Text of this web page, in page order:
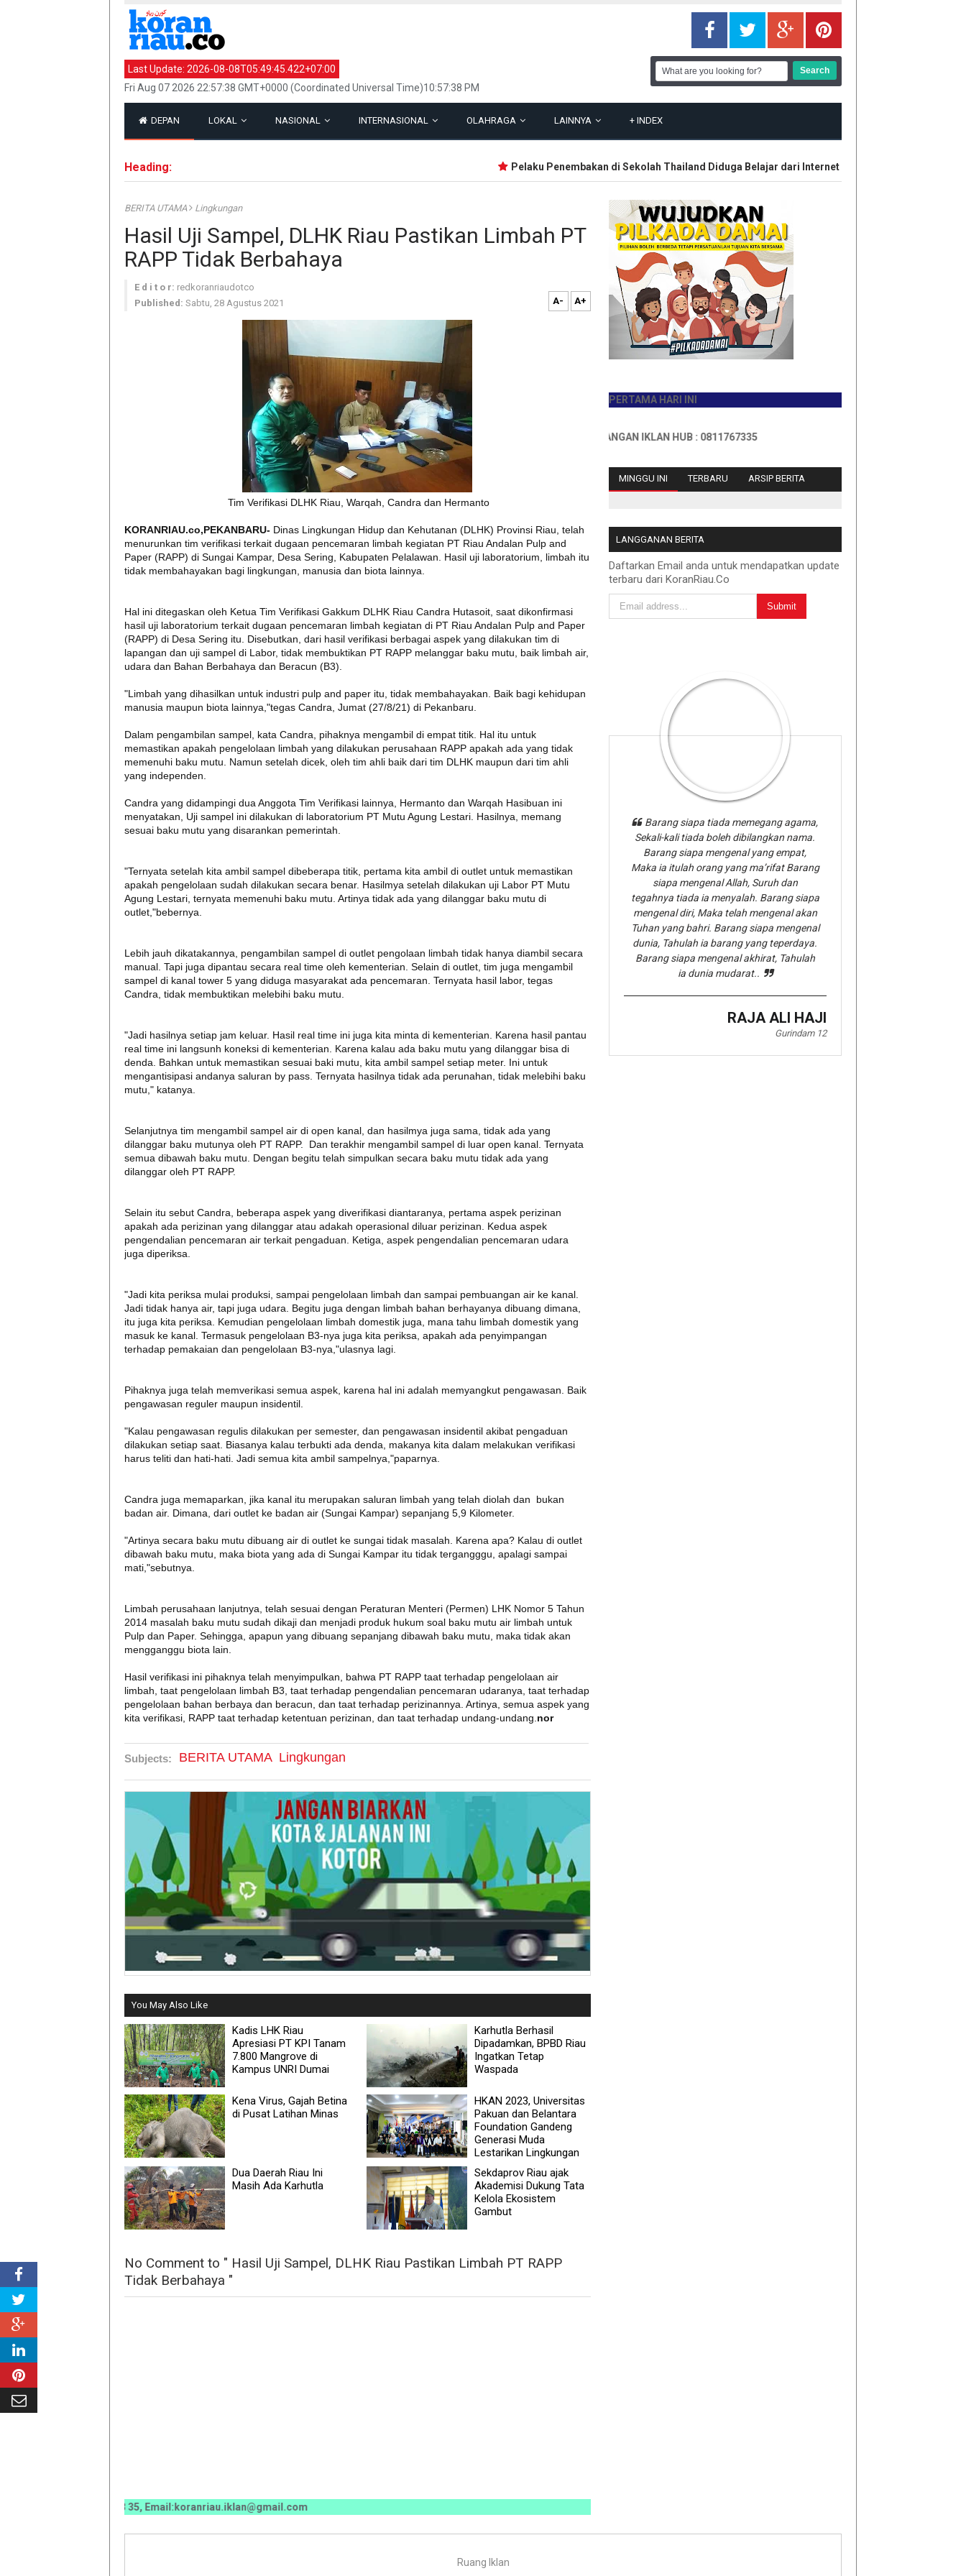
Last Update: 2026-08-08T05:49:45.422+07:00
Fri Aug 07 2026 22:57:38 GMT+0000 (Coordinated Universal Time)10:57:38 PM
DEPAN LOKAL NASIONAL INTERNASIONAL OLAHRAGA LAINNYA + INDEX
Heading: Pelaku Penembakan di Sekolah Thailand Diduga Belajar dari Internet
BERITA UTAMA Lingkungan
Hasil Uji Sampel, DLHK Riau Pastikan Limbah PT
RAPP Tidak Berbahaya
E d i t o r: redkoranriaudotco
Published: Sabtu, 28 Agustus 2021 A- A+
Tim Verifikasi DLHK Riau, Warqah, Candra dan Hermanto
KORANRIAU.co,PEKANBARU- Dinas Lingkungan Hidup dan Kehutanan (DLHK) Provinsi Riau, telah
menurunkan tim verifikasi terkait dugaan pencemaran limbah kegiatan PT Riau Andalan Pulp and
Paper (RAPP) di Sungai Kampar, Desa Sering, Kabupaten Pelalawan. Hasil uji laboratorium, limbah itu
tidak membahayakan bagi lingkungan, manusia dan biota lainnya.
Hal ini ditegaskan oleh Ketua Tim Verifikasi Gakkum DLHK Riau Candra Hutasoit, saat dikonfirmasi
hasil uji laboratorium terkait dugaan pencemaran limbah kegiatan di PT Riau Andalan Pulp and Paper
(RAPP) di Desa Sering itu. Disebutkan, dari hasil verifikasi berbagai aspek yang dilakukan tim di
lapangan dan uji sampel di Labor, tidak membuktikan PT RAPP melanggar baku mutu, baik limbah air,
udara dan Bahan Berbahaya dan Beracun (B3).
"Limbah yang dihasilkan untuk industri pulp and paper itu, tidak membahayakan. Baik bagi kehidupan
manusia maupun biota lainnya,"tegas Candra, Jumat (27/8/21) di Pekanbaru.
Dalam pengambilan sampel, kata Candra, pihaknya mengambil di empat titik. Hal itu untuk
memastikan apakah pengelolaan limbah yang dilakukan perusahaan RAPP apakah ada yang tidak
memenuhi baku mutu. Namun setelah dicek, oleh tim ahli baik dari tim DLHK maupun dari tim ahli
yang independen.
Candra yang didampingi dua Anggota Tim Verifikasi lainnya, Hermanto dan Warqah Hasibuan ini
menyatakan, Uji sampel ini dilakukan di laboratorium PT Mutu Agung Lestari. Hasilnya, memang
sesuai baku mutu yang disarankan pemerintah.
"Ternyata setelah kita ambil sampel dibeberapa titik, pertama kita ambil di outlet untuk memastikan
apakah pengelolaan sudah dilakukan secara benar. Hasilmya setelah dilakukan uji Labor PT Mutu
Agung Lestari, ternyata memenuhi baku mutu. Artinya tidak ada yang dilanggar baku mutu di
outlet,"bebernya.
Lebih jauh dikatakannya, pengambilan sampel di outlet pengolaan limbah tidak hanya diambil secara
manual. Tapi juga dipantau secara real time oleh kementerian. Selain di outlet, tim juga mengambil
sampel di kanal tower 5 yang diduga masyarakat ada pencemaran. Ternyata hasil labor, tegas
Candra, tidak membuktikan melebihi baku mutu.
"Jadi hasilnya setiap jam keluar. Hasil real time ini juga kita minta di kementerian. Karena hasil pantau
real time ini langsunh koneksi di kementerian. Karena kalau ada baku mutu yang dilanggar bisa di
denda. Bahkan untuk memastikan sesuai baki mutu, kita ambil sampel setiap meter. Ini untuk
mengantisipasi andanya saluran by pass. Ternyata hasilnya tidak ada perunahan, tidak melebihi baku
mutu," katanya.
Selanjutnya tim mengambil sampel air di open kanal, dan hasilmya juga sama, tidak ada yang
dilanggar baku mutunya oleh PT RAPP. Dan terakhir mengambil sampel di luar open kanal. Ternyata
semua dibawah baku mutu. Dengan begitu telah simpulkan secara baku mutu tidak ada yang
dilanggar oleh PT RAPP.
Selain itu sebut Candra, beberapa aspek yang diverifikasi diantaranya, pertama aspek perizinan
apakah ada perizinan yang dilanggar atau adakah operasional diluar perizinan. Kedua aspek
pengendalian pencemaran air terkait pengaduan. Ketiga, aspek pengendalian pencemaran udara
juga diperiksa.
"Jadi kita periksa mulai produksi, sampai pengelolaan limbah dan sampai pembuangan air ke kanal.
Jadi tidak hanya air, tapi juga udara. Begitu juga dengan limbah bahan berhayanya dibuang dimana,
itu juga kita periksa. Kemudian pengelolaan limbah domestik juga, mana tahu limbah domestik yang
masuk ke kanal. Termasuk pengelolaan B3-nya juga kita periksa, apakah ada penyimpangan
terhadap pemakaian dan pengelolaan B3-nya,"ulasnya lagi.
Pihaknya juga telah memverikasi semua aspek, karena hal ini adalah memyangkut pengawasan. Baik
pengawasan reguler maupun insidentil.
"Kalau pengawasan regulis dilakukan per semester, dan pengawasan insidentil akibat pengaduan
dilakukan setiap saat. Biasanya kalau terbukti ada denda, makanya kita dalam melakukan verifikasi
harus teliti dan hati-hati. Jadi semua kita ambil sampelnya,"paparnya.
Candra juga memaparkan, jika kanal itu merupakan saluran limbah yang telah diolah dan bukan
badan air. Dimana, dari outlet ke badan air (Sungai Kampar) sepanjang 5,9 Kilometer.
"Artinya secara baku mutu dibuang air di outlet ke sungai tidak masalah. Karena apa? Kalau di outlet
dibawah baku mutu, maka biota yang ada di Sungai Kampar itu tidak tergangggu, apalagi sampai
mati,"sebutnya.
Limbah perusahaan lanjutnya, telah sesuai dengan Peraturan Menteri (Permen) LHK Nomor 5 Tahun
2014 masalah baku mutu sudah dikaji dan menjadi produk hukum soal baku mutu air limbah untuk
Pulp dan Paper. Sehingga, apapun yang dibuang sepanjang dibawah baku mutu, maka tidak akan
mengganggu biota lain.
Hasil verifikasi ini pihaknya telah menyimpulkan, bahwa PT RAPP taat terhadap pengelolaan air
limbah, taat pengelolaan limbah B3, taat terhadap pengendalian pencemaran udaranya, taat terhadap
pengelolaan bahan berbaya dan beracun, dan taat terhadap perizinannya. Artinya, semua aspek yang
kita verifikasi, RAPP taat terhadap ketentuan perizinan, dan taat terhadap undang-undang. nor
Subjects: BERITA UTAMA Lingkungan
You May Also Like
Kadis LHK Riau
Apresiasi PT KPI Tanam
7.800 Mangrove di
Kampus UNRI Dumai
Karhutla Berhasil
Dipadamkan, BPBD Riau
Ingatkan Tetap
Waspada
Kena Virus, Gajah Betina
di Pusat Latihan Minas
HKAN 2023, Universitas
Pakuan dan Belantara
Foundation Gandeng
Generasi Muda
Lestarikan Lingkungan
Dua Daerah Riau Ini
Masih Ada Karhutla
Sekdaprov Riau ajak
Akademisi Dukung Tata
Kelola Ekosistem
Gambut
No Comment to " Hasil Uji Sampel, DLHK Riau Pastikan Limbah PT RAPP
Tidak Berbahaya "
0070 / 0811 7673 35, Email:koranriau.iklan@gmail.com
JADILAH PEMBACA PERTAMA HARI INI
INFO PEMASANGAN IKLAN HUB : 0811767335
MINGGU INI TERBARU ARSIP BERITA
LANGGANAN BERITA
Daftarkan Email anda untuk mendapatkan update
terbaru dari KoranRiau.Co
Barang siapa tiada memegang agama,
Sekali-kali tiada boleh dibilangkan nama.
Barang siapa mengenal yang empat,
Maka ia itulah orang yang ma’rifat Barang
siapa mengenal Allah, Suruh dan
tegahnya tiada ia menyalah. Barang siapa
mengenal diri, Maka telah mengenal akan
Tuhan yang bahri. Barang siapa mengenal
dunia, Tahulah ia barang yang teperdaya.
Barang siapa mengenal akhirat, Tahulah
ia dunia mudarat..
RAJA ALI HAJI
Gurindam 12
Ruang Iklan